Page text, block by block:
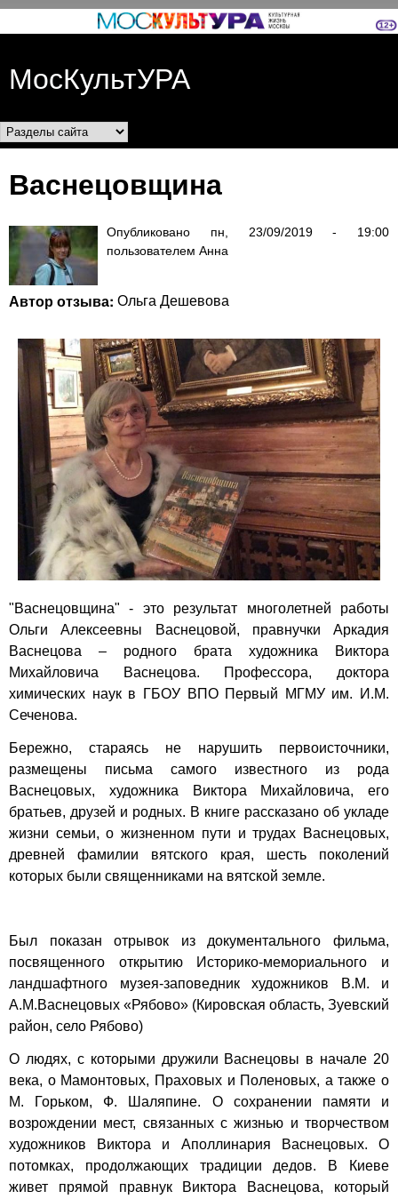
Перейти к основному
МосКультУРА
Разделы сайта
Васнецовщина
Опубликовано пн, 23/09/2019 - 19:00
пользователем Анна
Автор отзыва: Ольга Дешевова
"Васнецовщина" - это результат многолетней работы
Ольги Алексеевны Васнецовой, правнучки Аркадия
Васнецова – родного брата художника Виктора
Михайловича Васнецова. Профессора, доктора
химических наук в ГБОУ ВПО Первый МГМУ им. И.М.
Сеченова.
Бережно, стараясь не нарушить первоисточники,
размещены письма самого известного из рода
Васнецовых, художника Виктора Михайловича, его
братьев, друзей и родных. В книге рассказано об укладе
жизни семьи, о жизненном пути и трудах Васнецовых,
древней фамилии вятского края, шесть поколений
которых были священниками на вятской земле.
Был показан отрывок из документального фильма,
посвященного открытию Историко-мемориального и
ландшафтного музея-заповедник художников В.М. и
А.М.Васнецовых «Рябово» (Кировская область, Зуевский
район, село Рябово)
О людях, с которыми дружили Васнецовы в начале 20
века, о Мамонтовых, Праховых и Поленовых, а также о
М. Горьком, Ф. Шаляпине. О сохранении памяти и
возрождении мест, связанных с жизнью и творчеством
художников Виктора и Аполлинария Васнецовых. О
потомках, продолжающих традиции дедов. В Киеве
живет прямой правнук Виктора Васнецова, который